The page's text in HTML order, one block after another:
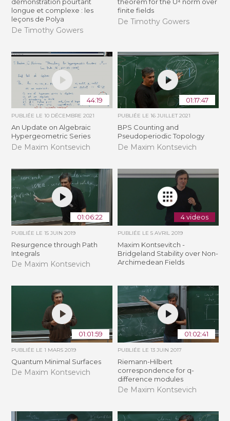
démonstration pourtant
longue et complexe : les
leçons de Polya
De Timothy Gowers
theorem for the U⁴ norm over
finite fields
De Timothy Gowers
44:19
PUBLIÉE LE10 DÉCEMBRE 2021
An Update on Algebraic
Hypergeometric Series
De Maxim Kontsevich
01:17:47
PUBLIÉE LE 16 JUILLET 2021
BPS Counting and
Pseudoperiodic Topology
De Maxim Kontsevich
01:06:22
PUBLIÉE LE15 JUIN 2019
Resurgence through Path
Integrals
De Maxim Kontsevich
4 videos
PUBLIÉE LE 5 AVRIL 2019
Maxim Kontsevitch -
Bridgeland Stability over Non-
Archimedean Fields
01:01:59
PUBLIÉE LE1 MARS 2019
Quantum Minimal Surfaces
De Maxim Kontsevich
01:02:41
PUBLIÉE LE 13 JUIN 2017
Riemann-Hilbert
correspondence for q-
difference modules
De Maxim Kontsevich